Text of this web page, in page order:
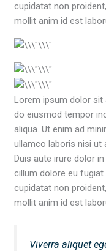
cupidatat non
mollit anim id est
Lorem ipsum dolor sit
do eiusmod tempor
aliqua. Ut enim ad
ullamco laboris nisi ut
Duis aute irure dolor
cillum dolore eu
cupidatat non
mollit anim id est
Viverra aliquet